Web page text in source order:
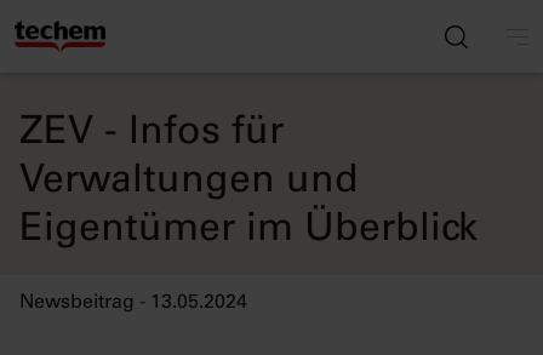
ZEV - Infos für
Verwaltungen und
Eigentümer im Überblick
Newsbeitrag - 13.05.2024